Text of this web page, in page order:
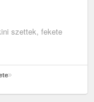
szettek, fekete